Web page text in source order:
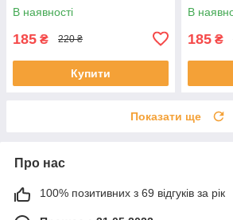
В наявності
185 ₴ 220 ₴
Купити
В
185 ₴
Показати ще
Про нас
100% позитивних з 69 відгуків за рік